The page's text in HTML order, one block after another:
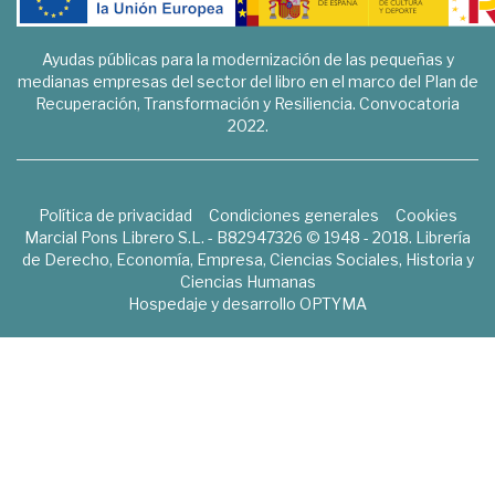
Ayudas públicas para la modernización de las pequeñas y
medianas empresas del sector del libro en el marco del Plan de
Recuperación, Transformación y Resiliencia. Convocatoria
2022.
Política de privacidad Condiciones generales
Cookies
Marcial Pons Librero S.L. - B82947326 © 1948 - 2018. Librería
de Derecho, Economía, Empresa, Ciencias Sociales, Historia y
Ciencias Humanas
Hospedaje y desarrollo OPTYMA